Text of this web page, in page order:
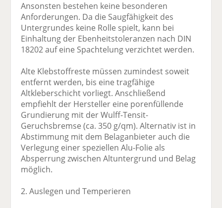
Ansonsten bestehen keine besonderen
Anforderungen. Da die Saugfähigkeit des
Untergrundes keine Rolle spielt, kann bei
Einhaltung der Ebenheitstoleranzen nach DIN
18202 auf eine Spachtelung verzichtet werden.
Alte Klebstoffreste müssen zumindest soweit
entfernt werden, bis eine tragfähige
Altkleberschicht vorliegt. Anschließend
empfiehlt der Hersteller eine porenfüllende
Grundierung mit der Wulff-Tensit-
Geruchsbremse (ca. 350 g/qm). Alternativ ist in
Abstimmung mit dem Belaganbieter auch die
Verlegung einer speziellen Alu-Folie als
Absperrung zwischen Altuntergrund und Belag
möglich.
2. Auslegen und Temperieren